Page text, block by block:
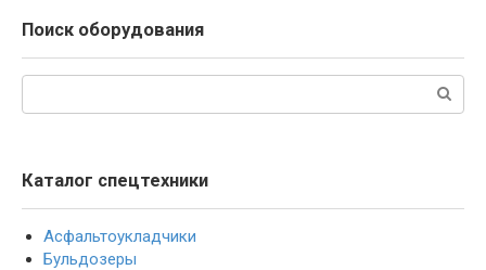
Поиск оборудования
Каталог спецтехники
Асфальтоукладчики
Бульдозеры